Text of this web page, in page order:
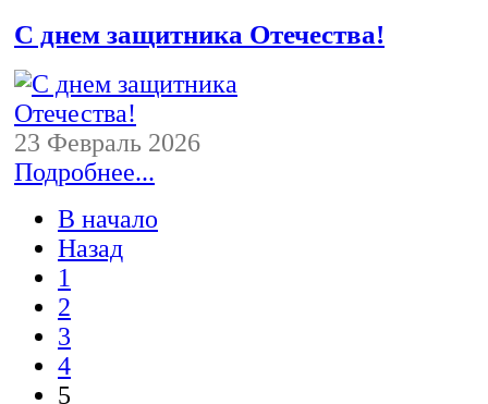
С днем защитника Отечества!
23 Февраль 2026
Подробнее...
В начало
Назад
1
2
3
4
5